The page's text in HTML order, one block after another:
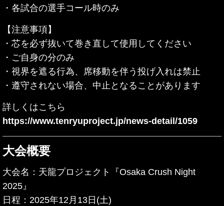
・各試合の選手コール時のみ
【注意事項】
・芯を必ず抜いて巻き直して使用してください
・ご自身の分のみ
・視界を遮る行為、席移動を伴う投げ入れは禁止
・遵守されない場合、中止となることがあります
詳しくはこちら
https://www.tenryuproject.jp/news-detail/1059
大会概要
大会名：天龍プロジェクト『Osaka Crush Night
2025』
日程：2025年12月13日(土)